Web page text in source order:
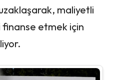
uzaklaşarak, maliyetli
etmek için